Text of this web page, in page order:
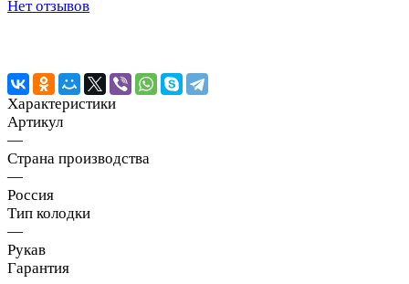
Нет отзывов
Характеристики
Артикул
—
Страна производства
—
Россия
Тип колодки
—
Рукав
Гарантия